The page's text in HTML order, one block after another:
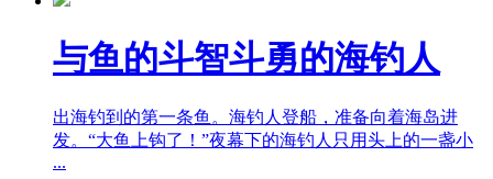
与鱼的斗智斗勇的海钓人
出海钓到的第一条鱼。海钓人登船，准备向着海岛进
发。“大鱼上钩了！”夜幕下的海钓人只用头上的一盏小
...